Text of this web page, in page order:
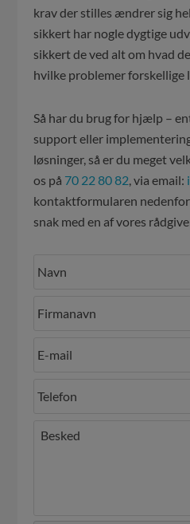
krav der stilles ændrer sig
sikkert har nogle dygtige
sikkert de ved alt om hvad
hvilke problemer forskellige
Så har du brug for hjælp –
support eller
løsninger, så er du meget
os på 70 22 80 82 , via email:
kontaktformularen
snak med en af vores